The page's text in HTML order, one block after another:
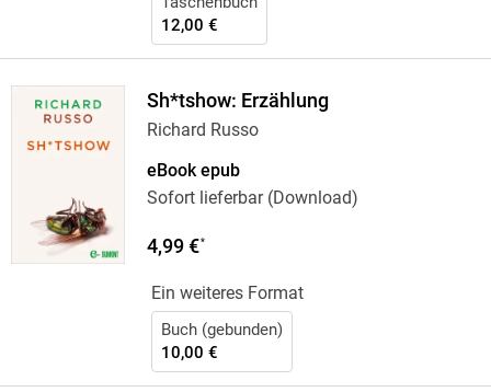
12,00 €
Sh*tshow: Erzählung
Richard Russo
eBook epub
Sofort lieferbar (Download)
4,99 €*
Ein weiteres Format
Buch (gebunden)
10,00 €